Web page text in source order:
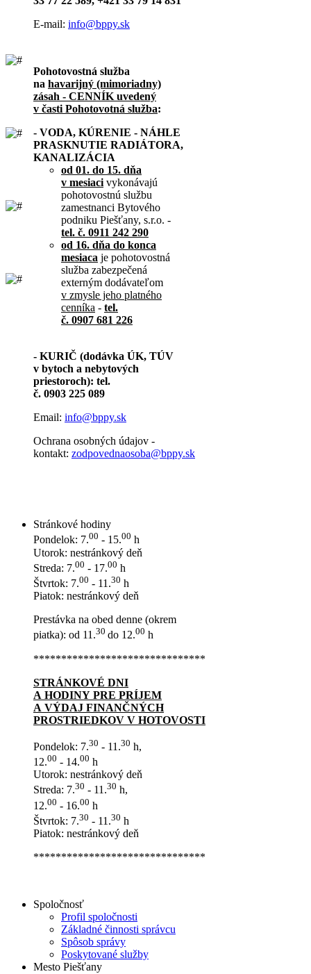
E-mail: info@bppy.sk
Pohotovostná služba
na havarijný (mimoriadny)
zásah - CENNÍK uvedený
v časti Pohotovotná služba:
- VODA, KÚRENIE - NÁHLE
PRASKNUTIE RADIÁTORA,
KANALIZÁCIA
od 01. do 15. dňa
v mesiaci vykonávajú
pohotovostnú službu
zamestnanci Bytového
podniku Piešťany, s.r.o. -
tel. č. 0911 242 290
od 16. dňa do konca
mesiaca je pohotovostná
služba zabezpečená
externým dodávateľom
v zmysle jeho platného
cenníka - tel.
č. 0907 681 226
- KURIČ (dodávka ÚK, TÚV
v bytoch a nebytových
priestoroch): tel.
č. 0903 225 089
Email: info@bppy.sk
Ochrana osobných údajov -
kontakt: zodpovednaosoba@bppy.sk
Stránkové hodiny
Pondelok: 7.00 - 15.00 h
Utorok: nestránkový deň
Streda: 7.00 - 17.00 h
Štvrtok: 7.00 - 11.30 h
Piatok: nestránkový deň
Prestávka na obed denne (okrem
piatka): od 11.30 do 12.00 h
*******************************
STRÁNKOVÉ DNI
A HODINY PRE PRÍJEM
A VÝDAJ FINANČNÝCH
PROSTRIEDKOV V HOTOVOSTI
Pondelok: 7.30 - 11.30 h,
12.00 - 14.00 h
Utorok: nestránkový deň
Streda: 7.30 - 11.30 h,
12.00 - 16.00 h
Štvrtok: 7.30 - 11.30 h
Piatok: nestránkový deň
*******************************
Spoločnosť
Profil spoločnosti
Základné činnosti správcu
Spôsob správy
Poskytované služby
Mesto Piešťany